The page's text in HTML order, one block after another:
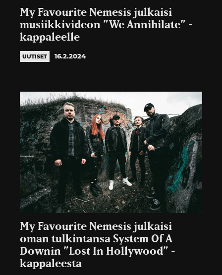
My Favourite Nemesis julkaisi
musiikkivideon ”We Annihilate” -
kappaleelle
UUTISET 16.2.2024
My Favourite Nemesis julkaisi
oman tulkintansa System Of A
Downin ”Lost In Hollywood” -
kappaleesta